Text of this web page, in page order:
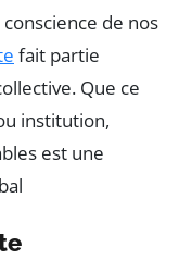
de nos
fait partie
Que ce
institution,
est une